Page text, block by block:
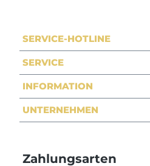
SERVICE-HOTLINE
SERVICE
INFORMATION
UNTERNEHMEN
Zahlungsarten